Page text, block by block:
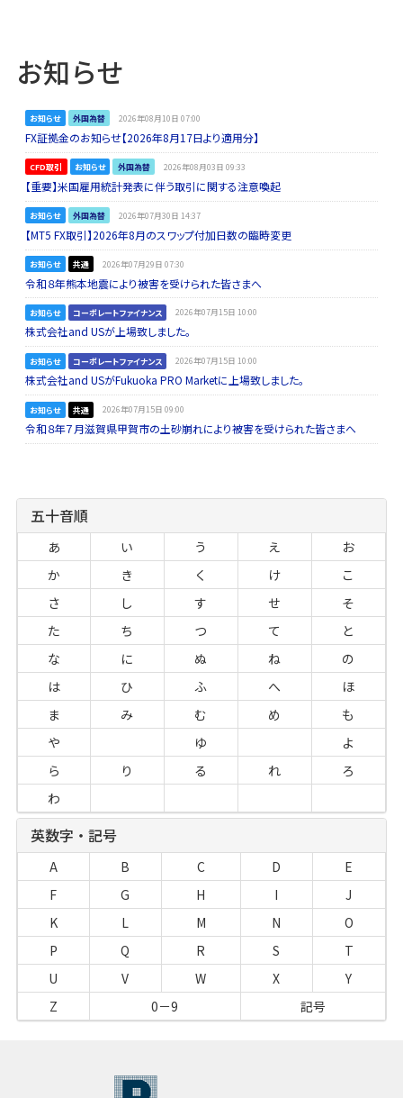
お知らせ
お知らせ 外国為替 2026年08月10日 07:00
FX証拠金のお知らせ【2026年8月17日より適用分】
CFD取引 お知らせ 外国為替 2026年08月03日 09:33
【重要】米国雇用統計発表に伴う取引に関する注意喚起
お知らせ 外国為替 2026年07月30日 14:37
【MT5 FX取引】2026年8月のスワップ付加日数の臨時変更
お知らせ 共通 2026年07月29日 07:30
令和８年熊本地震により被害を受けられた皆さまへ
お知らせ コーポレートファイナンス 2026年07月15日 10:00
株式会社and USが上場致しました。
お知らせ コーポレートファイナンス 2026年07月15日 10:00
株式会社and USがFukuoka PRO Marketに上場致しました。
お知らせ 共通 2026年07月15日 09:00
令和８年７月滋賀県甲賀市の土砂崩れにより被害を受けられた皆さまへ
五十音順
あ い う え
お
か
き く け
こ
さ
し す せ
そ
た
ち つ て
と
な
に ぬ ね
の
は
ひ ふ へ
ほ
ま
み む め
も
や
ゆ
よ
ら
り る れ
ろ
わ
英数字・記号
A B C D
E
F
G H I
J
K
L M N
O
P
Q R S
T
U
V W X
Y
Z
0－9 記号